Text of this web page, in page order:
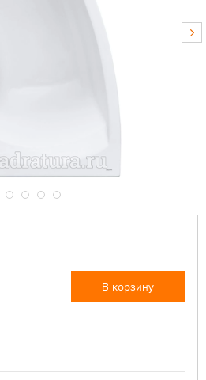
В корзину